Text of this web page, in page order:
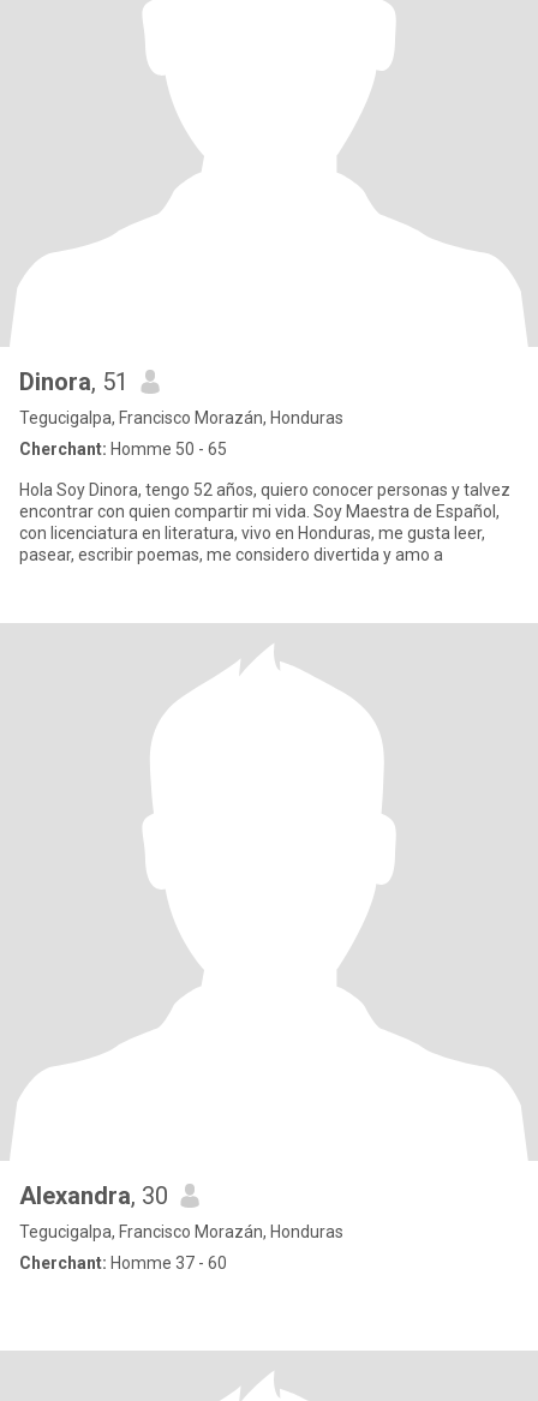
Dinora, 51
Tegucigalpa, Francisco Morazán, Honduras
Cherchant: Homme 50 - 65
Hola Soy Dinora, tengo 52 años, quiero conocer personas y talvez
encontrar con quien compartir mi vida. Soy Maestra de Español,
con licenciatura en literatura, vivo en Honduras, me gusta leer,
pasear, escribir poemas, me considero divertida y amo a
Alexandra, 30
Tegucigalpa, Francisco Morazán, Honduras
Cherchant: Homme 37 - 60